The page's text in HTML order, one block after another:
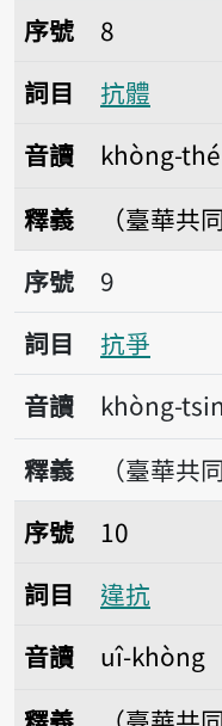
序號8抗體
序號
8
詞目
抗體
音讀
khòng-thé
釋義
（臺華共
序號9抗爭
序號
9
詞目
抗爭
音讀
khòng-
釋義
（臺華共
序號10違抗
序號
10
詞目
違抗
音讀
uî-khòng